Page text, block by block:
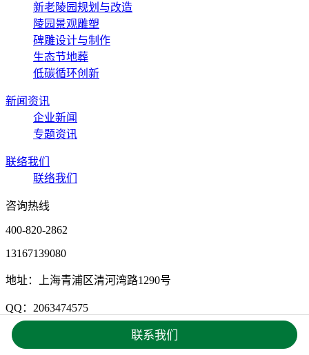
新老陵园规划与改造
陵园景观雕塑
碑雕设计与制作
生态节地葬
低碳循环创新
新闻资讯
企业新闻
专题资讯
联络我们
联络我们
咨询热线
400-820-2862
13167139080
地址：上海青浦区清河湾路1290号
QQ：2063474575
联系我们